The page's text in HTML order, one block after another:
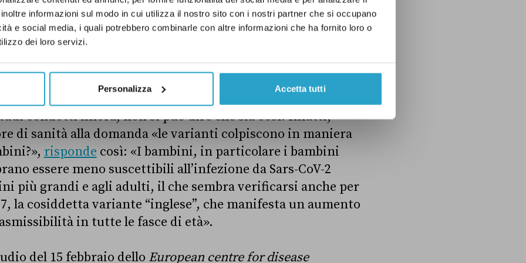
informazioni sul modo in cui utilizza il nostro sito con i nostri partner che si occupano
e social media, i quali potrebbero combinarle con altre informazioni che ha fornito loro o
dei loro servizi.
Personalizza Accetta tutti
in crescitain tutte le fasce d’età.
che con la variante inglese il nuovo coronavirus abbia un
giovani»?
condotti finora, non si può dire che sia così. Infatti,
di sanità alla domanda «le varianti colpiscono in maniera
risponde così: «I bambini, in particolare i bambini
essere meno suscettibili all’infezione da Sars-CoV-2
più grandi e agli adulti, il che sembra verificarsi anche per
la cosiddetta variante “inglese”, che manifesta un aumento
in tutte le fasce di età».
del 15 febbraio dello European centre for disease